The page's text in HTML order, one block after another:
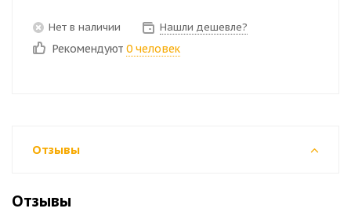
Нет в наличии Нашли дешевле?
Рекомендуют 0 человек
Отзывы
Отзывы